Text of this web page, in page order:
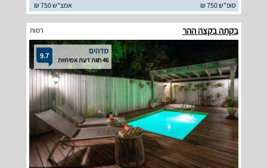
סופ"ש 750 ₪
אמצ"ש 750 ₪
בקתה בקצה ההר רמות
9.7 מדהים
46 חוות דעת אמיתיות